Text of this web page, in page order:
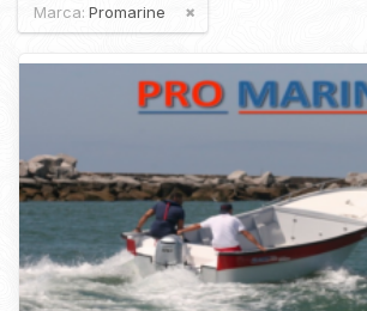
Marca:Promarine